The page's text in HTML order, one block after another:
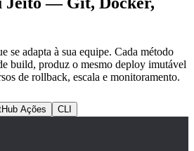
se adapta à sua equipe. Cada método
build, produz o mesmo deploy imutável
de rollback, escala e monitoramento.
Ações CLI